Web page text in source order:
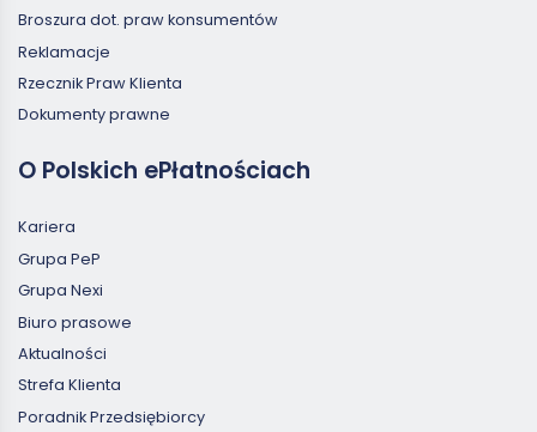
Broszura dot. praw konsumentów
Reklamacje
Rzecznik Praw Klienta
Dokumenty prawne
O Polskich ePłatnościach
Kariera
Grupa PeP
Grupa Nexi
Biuro prasowe
Aktualności
Strefa Klienta
Poradnik Przedsiębiorcy